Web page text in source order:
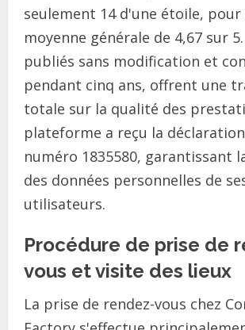
seulement 14 d'une étoile, pour
moyenne générale de 4,67 sur 5.
publiés sans modification et
pendant cinq ans, offrent une
totale sur la qualité des
plateforme a reçu la
numéro 1835580, garantissant
des données personnelles de
utilisateurs.
Procédure de prise de
vous et visite des lieux
La prise de rendez-vous chez